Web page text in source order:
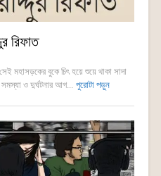
রিফাত
মহাসড়কের বুকে চিৎ হয়ে শুয়ে থাকা সাদা
সমস্যা ও দুর্ঘটনার আগ... পুরোটা পড়ুন